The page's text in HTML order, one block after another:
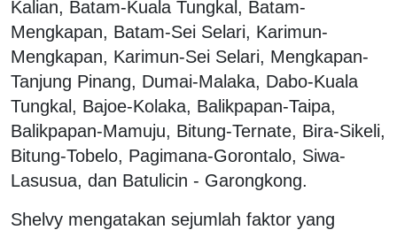
Kalian, Batam-Kuala Tungkal, Batam-
Mengkapan, Batam-Sei Selari, Karimun-
Mengkapan, Karimun-Sei Selari, Mengkapan-
Tanjung Pinang, Dumai-Malaka, Dabo-Kuala
Tungkal, Bajoe-Kolaka, Balikpapan-Taipa,
Balikpapan-Mamuju, Bitung-Ternate, Bira-Sikeli,
Bitung-Tobelo, Pagimana-Gorontalo, Siwa-
Lasusua, dan Batulicin - Garongkong.
Shelvy mengatakan sejumlah faktor yang